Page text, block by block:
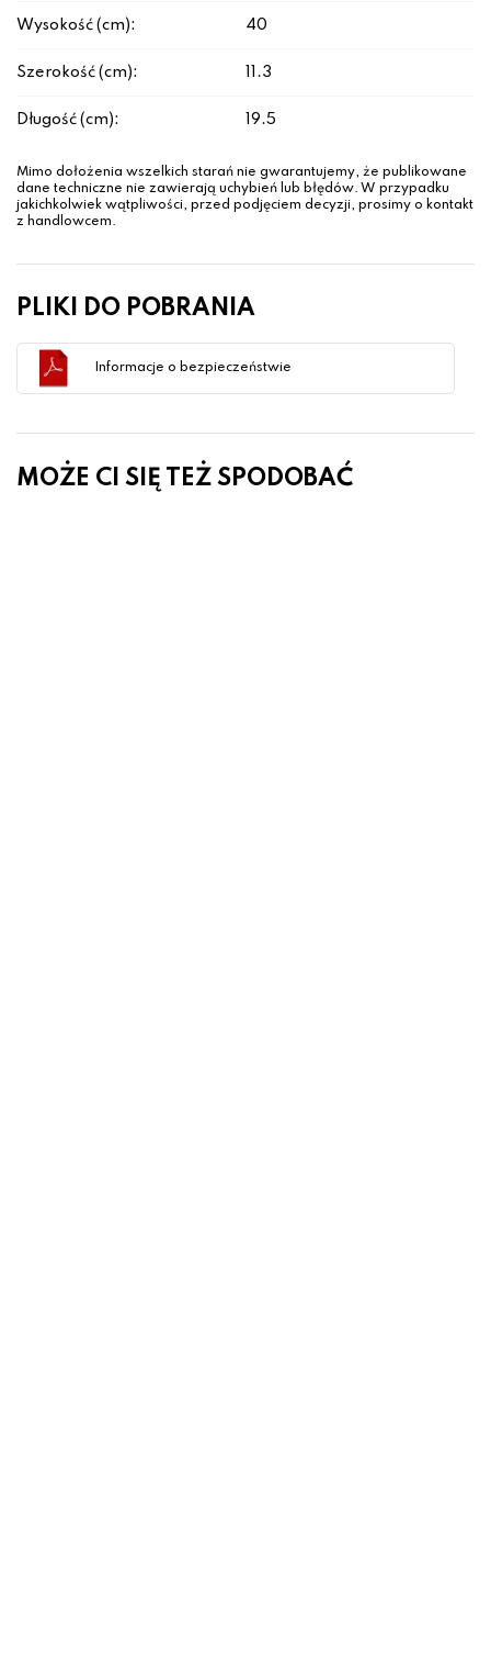
Wysokość (cm): 40
Szerokość (cm): 11.3
Długość (cm): 19.5
Mimo dołożenia wszelkich starań nie gwarantujemy, że publikowane
dane techniczne nie zawierają uchybień lub błędów. W przypadku
jakichkolwiek wątpliwości, przed podjęciem decyzji, prosimy o kontakt
z handlowcem.
PLIKI DO POBRANIA
Informacje o bezpieczeństwie
MOŻE CI SIĘ TEŻ SPODOBAĆ